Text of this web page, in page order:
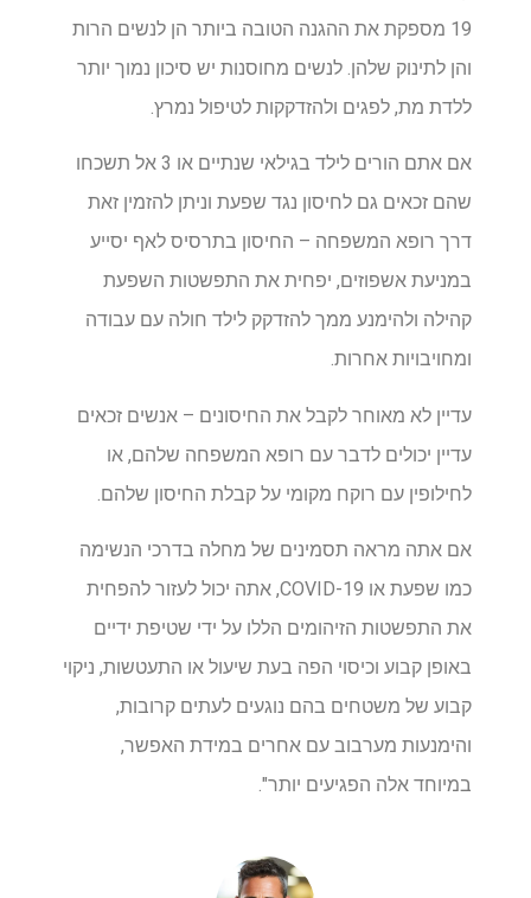
19 מספקת את ההגנה הטובה ביותר הן לנשים הרות
והן לתינוק שלהן. לנשים מחוסנות יש סיכון נמוך יותר
ללדת מת, לפגים ולהזדקקות לטיפול נמרץ.
אם אתם הורים לילד בגילאי שנתיים או 3 אל תשכחו
שהם זכאים גם לחיסון נגד שפעת וניתן להזמין זאת
דרך רופא המשפחה – החיסון בתרסיס לאף יסייע
במניעת אשפוזים, יפחית את התפשטות השפעת
קהילה ולהימנע ממך להזדקק לילד חולה עם עבודה
ומחויבויות אחרות.
עדיין לא מאוחר לקבל את החיסונים – אנשים זכאים
עדיין יכולים לדבר עם רופא המשפחה שלהם, או
לחילופין עם רוקח מקומי על קבלת החיסון שלהם.
אם אתה מראה תסמינים של מחלה בדרכי הנשימה
כמו שפעת או COVID-19, אתה יכול לעזור להפחית
את התפשטות הזיהומים הללו על ידי שטיפת ידיים
באופן קבוע וכיסוי הפה בעת שיעול או התעטשות, ניקוי
קבוע של משטחים בהם נוגעים לעתים קרובות,
והימנעות מערבוב עם אחרים במידת האפשר,
במיוחד אלה הפגיעים יותר".